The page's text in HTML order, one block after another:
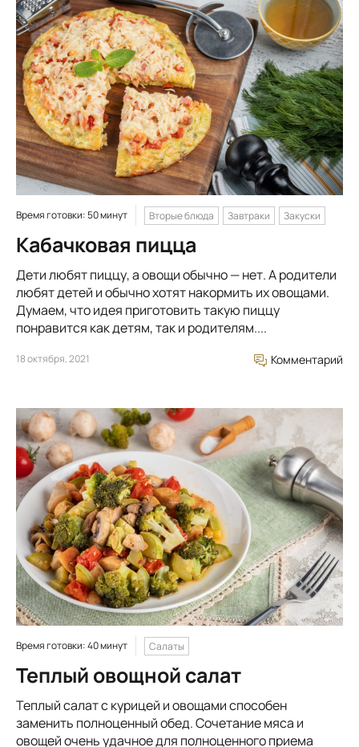
Время готовки: 50 минут Вторые блюда Завтраки Закуски
Кабачковая пицца
Дети любят пиццу, а овощи обычно — нет. А родители
любят детей и обычно хотят накормить их овощами.
Думаем, что идея приготовить такую пиццу
понравится как детям, так и родителям....
18 октября, 2021 Комментарий
Время готовки: 40 минут Салаты
Теплый овощной салат
Теплый салат с курицей и овощами способен
заменить полноценный обед. Сочетание мяса и
овощей очень удачное для полноценного приема